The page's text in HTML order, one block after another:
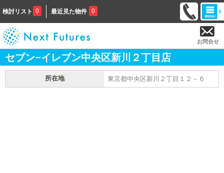
検討リスト 0 最近見た物件 0
お問合せ
セブン−イレブン中央区新川２丁目店
所在地 東京都中央区新川２丁目１２－６